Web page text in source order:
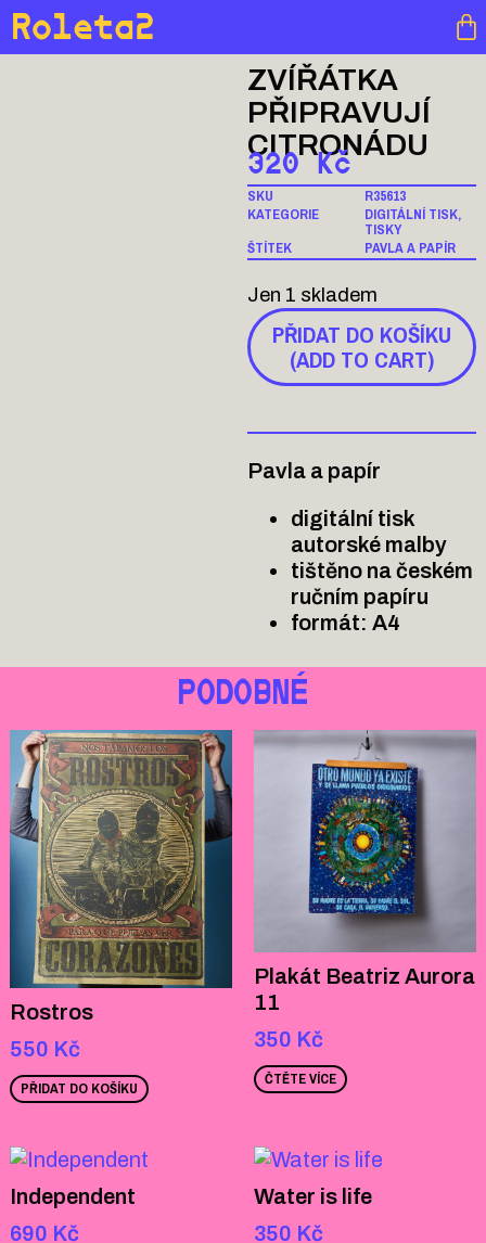
Roleta2
ZVÍŘÁTKA
PŘIPRAVUJÍ
CITRONÁDU
320 Kč
SKU
R35613
KATEGORIE
DIGITÁLNÍ TISK,
TISKY
ŠTÍTEK
PAVLA A PAPÍR
Jen 1 skladem
PŘIDAT DO KOŠÍKU
(ADD TO CART)
Pavla a papír
digitální tisk
autorské malby
tištěno na českém
ručním papíru
formát: A4
PODOBNÉ
Rostros
550 Kč
PŘIDAT DO KOŠÍKU
Plakát Beatriz Aurora
11
350 Kč
ČTĚTE VÍCE
Independent
690 Kč
Water is life
350 Kč